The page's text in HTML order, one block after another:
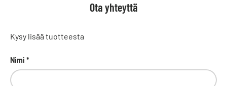
Ota yhteyttä
Kysy lisää tuotteesta
Nimi